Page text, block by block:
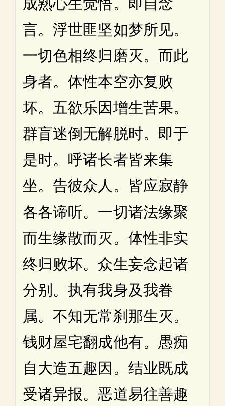
成熟心生觉悟。即自念
言。浮世匪坚如梦所见。
一切色相终归磨灭。而此
身者。体性本空亦复败
坏。五欲乐因增生苦果。
群盲迷倒无解脱时。即于
是时。呼诸长者皆来集
坐。告彼众人。皆应寂静
各各谛听。一切诸法缘聚
而生缘散而灭。体性非实
终归败坏。众生妄念起诸
分别。执有我身及我眷
属。不知无常刹那生灭。
钱财屋宅翻成他有。愚痴
自大造五趣因。结业既成
受诸异报。恶道易往善趣